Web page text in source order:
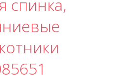
спинка,